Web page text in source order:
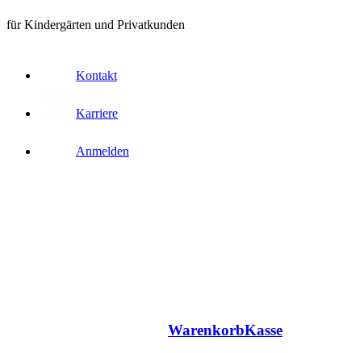
für Kindergärten und Privatkunden
Kontakt
Karriere
Anmelden
WarenkorbKasse